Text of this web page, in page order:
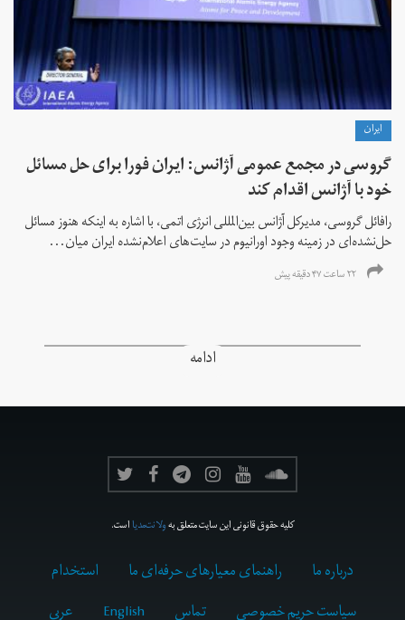
ايران
گروسی در مجمع عمومی آژانس: ایران فورا برای حل مسائل
خود با آژانس اقدام کند
رافائل گروسی، مدیرکل آژانس بین‌المللی انرژی اتمی، با اشاره به اینکه هنوز مسائل
حل‌نشده‌ای در زمینه وجود اورانیوم در سایت‌های اعلام‌نشده ایران میان...
۲۲ ساعت ۴۷ دقیقه پیش
ادامه
کلیه حقوق قانونی این سایت متعلق بهولانت‌مدیااست.
درباره ما راهنمای معیارهای حرفه‌ای ما
استخدام